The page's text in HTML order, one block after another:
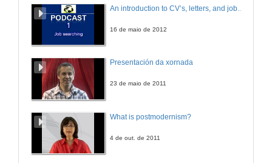
16 de maio de 2012
Presentación da xornada
23 de maio de 2011
What is postmodernism?
4 de out. de 2011